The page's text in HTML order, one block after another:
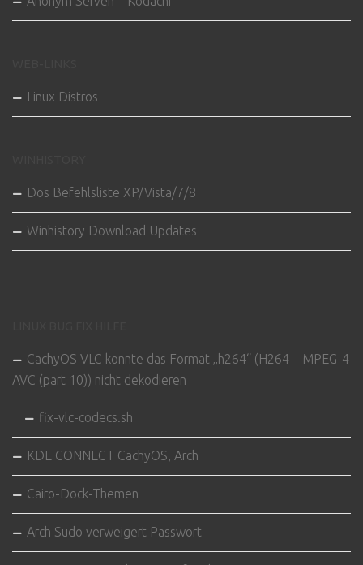
Linux Distros
Dos Befehlsliste XP/Vista/7/8
Winhistory Download Updates
CachyOS VLC konnte das Format „h264“ (H264 – MPEG-4
AVC (part 10)) nicht dekodieren
fix-vlc-codecs.sh
KDE CONNECT CachyOS, Arch
Cairo-Dock-Themen
Arch Sudo verweigert Passwort